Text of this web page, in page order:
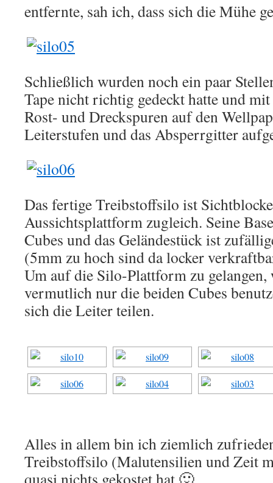
entfernte, sah ich, dass sich die Mühe
Schließlich wurden noch ein paar
Tape nicht richtig gedeckt hatte und mit
Rost- und Dreckspuren auf den
Leiterstufen und das Absperrgitter
Das fertige Treibstoffsilo ist
Aussichtsplattform zugleich. Seine
Cubes und das Geländestück ist
(5mm zu hoch sind da locker
Um auf die Silo-Plattform zu
vermutlich nur die beiden Cubes
sich die Leiter teilen.
Alles in allem bin ich ziemlich
Treibstoffsilo (Malutensilien und Zeit
quasi nichts gekostet hat 🙂